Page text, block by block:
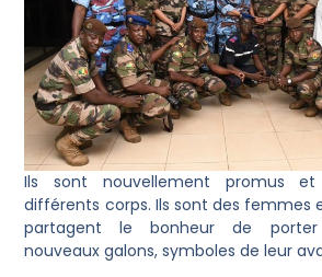
Ils sont nouvellement promus
différents corps. Ils sont des femmes
partagent le bonheur de
nouveaux galons, symboles de leur